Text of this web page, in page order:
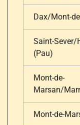
Dax/Mont-
Saint-Sever/
(Pau)
Mont-de-
Marsan/
Mont-de-